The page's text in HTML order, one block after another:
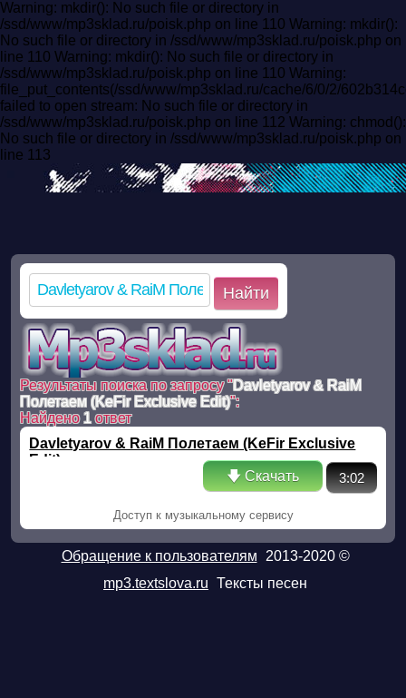
Warning: mkdir(): No such file or directory in
/ssd/www/mp3sklad.ru/poisk.php on line 110 Warning: mkdir():
No such file or directory in /ssd/www/mp3sklad.ru/poisk.php on
line 110 Warning: mkdir(): No such file or directory in
/ssd/www/mp3sklad.ru/poisk.php on line 110 Warning:
file_put_contents(/ssd/www/mp3sklad.ru/cache/6/0/2/
failed to open stream: No such file or directory in
/ssd/www/mp3sklad.ru/poisk.php on line 112 Warning: chmod():
No such file or directory in /ssd/www/mp3sklad.ru/poisk.php on
line 113
Найти
Результаты поиска по запросу "Davletyarov & RaiM
Полетаем (KeFir Exclusive Edit)":
Найдено1ответ
Davletyarov & RaiM Полетаем (KeFir Exclusive
Edit)
🡇 Скачать
3:02
Доступ к музыкальному сервису
Обращение к пользователям
2013-2020 ©
mp3.textslova.ru Тексты песен